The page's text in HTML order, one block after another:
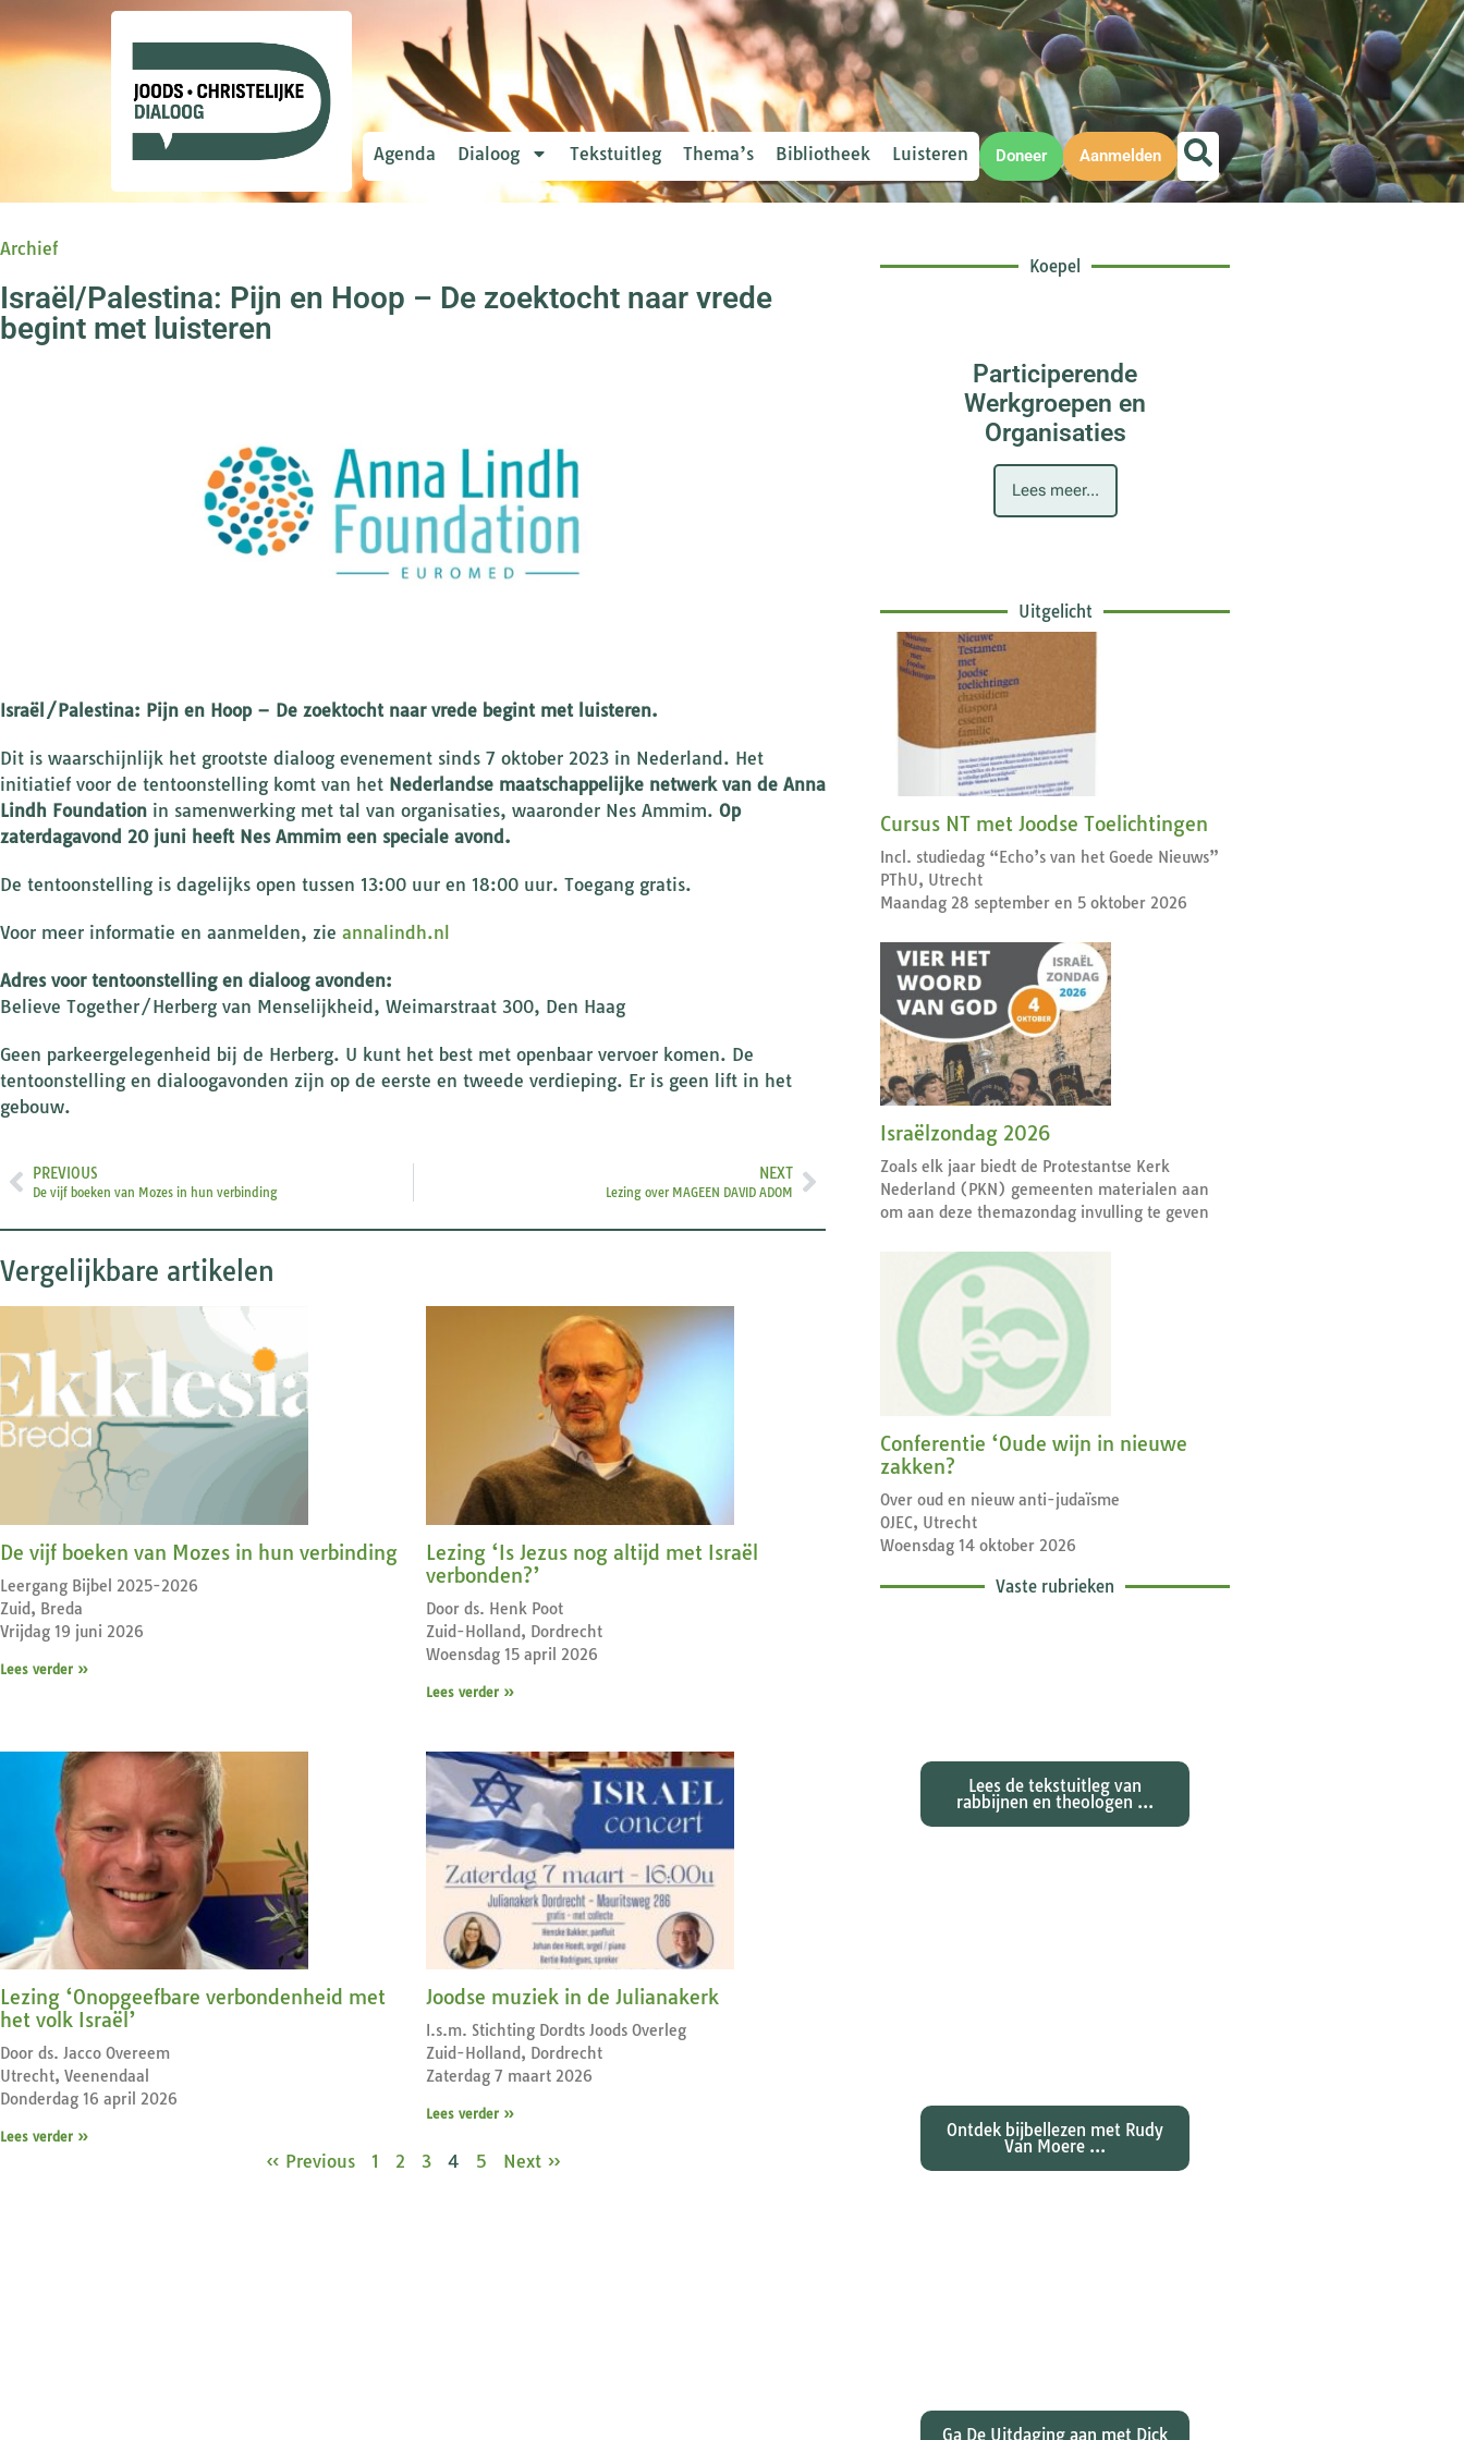
Agenda Dialoog Tekstuitleg Thema’s Bibliotheek Luisteren Doneer Aanmelden
Archief
Israël/Palestina: Pijn en Hoop – De zoektocht naar vrede
begint met luisteren
Israël/Palestina: Pijn en Hoop – De zoektocht naar vrede begint met luisteren.
Dit is waarschijnlijk het grootste dialoog evenement sinds 7 oktober 2023 in Nederland. Het
initiatief voor de tentoonstelling komt van het Nederlandse maatschappelijke netwerk van de Anna
Lindh Foundation in samenwerking met tal van organisaties, waaronder Nes Ammim. Op
zaterdagavond 20 juni heeft Nes Ammim een speciale avond.
De tentoonstelling is dagelijks open tussen 13:00 uur en 18:00 uur. Toegang gratis.
Voor meer informatie en aanmelden, zie annalindh.nl
Adres voor tentoonstelling en dialoog avonden:
Believe Together/Herberg van Menselijkheid, Weimarstraat 300, Den Haag
Geen parkeergelegenheid bij de Herberg. U kunt het best met openbaar vervoer komen. De
tentoonstelling en dialoogavonden zijn op de eerste en tweede verdieping. Er is geen lift in het
gebouw.
PREVIOUS
De vijf boeken van Mozes in hun verbinding
NEXT
Lezing over MAGEEN DAVID ADOM
Vergelijkbare artikelen
De vijf boeken van Mozes in hun verbinding
Leergang Bijbel 2025-2026
Zuid, Breda
Vrijdag 19 juni 2026
Lees verder »
Lezing ‘Is Jezus nog altijd met Israël
verbonden?’
Door ds. Henk Poot
Zuid-Holland, Dordrecht
Woensdag 15 april 2026
Lees verder »
Lezing ‘Onopgeefbare verbondenheid met
het volk Israël’
Door ds. Jacco Overeem
Utrecht, Veenendaal
Donderdag 16 april 2026
Lees verder »
Joodse muziek in de Julianakerk
I.s.m. Stichting Dordts Joods Overleg
Zuid-Holland, Dordrecht
Zaterdag 7 maart 2026
Lees verder »
« Previous 1 2 3 4 5 Next »
Koepel
Participerende
Werkgroepen en
Organisaties
Lees meer...
Uitgelicht
Cursus NT met Joodse Toelichtingen
Incl. studiedag “Echo’s van het Goede Nieuws”
PThU, Utrecht
Maandag 28 september en 5 oktober 2026
Israëlzondag 2026
Zoals elk jaar biedt de Protestantse Kerk
Nederland (PKN) gemeenten materialen aan
om aan deze themazondag invulling te geven
Conferentie ‘Oude wijn in nieuwe
zakken?
Over oud en nieuw anti-judaïsme
OJEC, Utrecht
Woensdag 14 oktober 2026
Vaste rubrieken
Lees de tekstuitleg van
rabbijnen en theologen ...
Ontdek bijbellezen met Rudy
Van Moere ...
Ga De Uitdaging aan met Dick